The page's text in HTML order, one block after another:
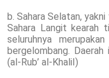
b. Sahara Selatan,
Sahara Langit kearah
seluruhnya
bergelombang.
(al-Rub’ al-KhaliI)